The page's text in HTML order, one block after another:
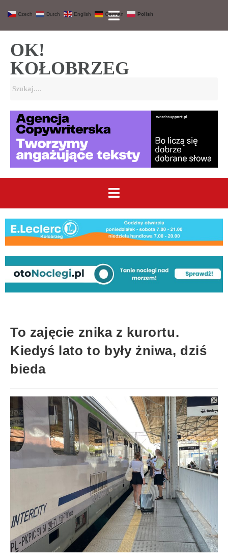
OK!
KOŁOBRZEG
To zajęcie znika z kurortu.
Kiedyś lato to były żniwa, dziś
bieda
Czech Dutch English German Polish